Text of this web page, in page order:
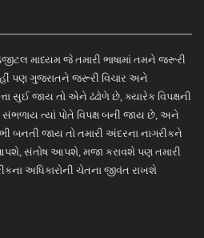
માધ્યમ જે તમારી ભાષામાં તમને જરૂરી
પણ ગુજરાતને જરૂરી વિચાર અને
સુઈ જાય તો એને ઢંઢોળે છે, ક્યારેક વિપક્ષની
સંભળાય ત્યાં પોતે વિપક્ષ બની જાય છે, અને
બનતી જાય તો તમારી અંદરના નાગરીકને
સંતોષ આપશે, મજા કરાવશે પણ તમારી
અધિકારોની ચેતના જીવંત રાખશે